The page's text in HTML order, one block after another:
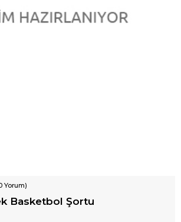
Yorum)
Basketbol Şortu